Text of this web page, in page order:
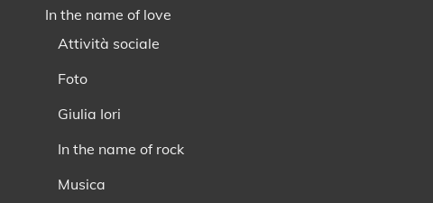
In the name of love
Attività sociale
Foto
Giulia Iori
In the name of rock
Musica